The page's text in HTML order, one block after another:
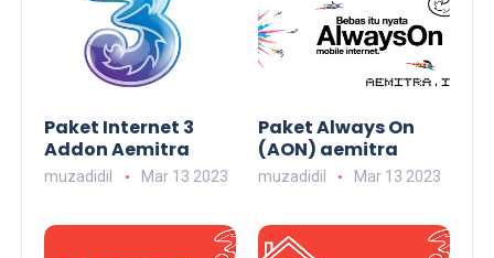
Paket Internet 3
Addon Aemitra
muzadidil Mar 13 2023
Paket Always On
(AON) aemitra
muzadidil Mar 13 2023